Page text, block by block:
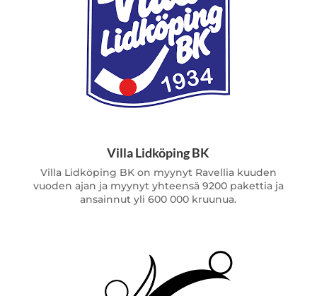
Villa Lidköping BK
Villa Lidköping BK on myynyt Ravellia kuuden
vuoden ajan ja myynyt yhteensä 9200 pakettia ja
ansainnut yli 600 000 kruunua.